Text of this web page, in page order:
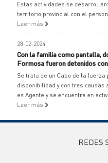
Estas actividades se
territorio provincial con el
Leer más
28-02-2024
Con la familia como pantalla,
Formosa fueron detenidos
Se trata de un Cabo de la
disponibilidad y con tres causas
es Agente y se encuentra en
Leer más
REDES